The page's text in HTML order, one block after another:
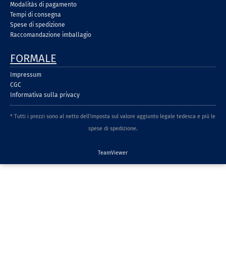
Modalitàs di pagamento
Tempi di consegna
Spese di spedizione
Raccomandazione imballagio
FORMALE
Impressum
CGC
Informativa sulla privacy
* Tutti i prezzi sono al netto dell'imposta sul valore aggiunto legale tedesca e più le
spese di spedizione.
TeamViewer